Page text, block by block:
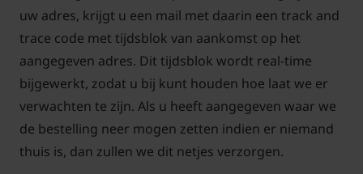
kwekerij. Dit houdt in dat de plant niet is
bespoten met insecticiden en dat er geen gebruik
wordt gemaakt van kunstmest. Bij de planten
treft u daarom soms wel eens een beestje (insect)
aan bij levering. Ook kan het blad her en der wat
vlekjes vertonen. Dit is niet erg en hoort bij de
natuur. De plant kan hiertegen en zal gewoon
uw adres, krijgt u een mail met daarin een track and
trace code met tijdsblok van aankomst op het
aangegeven adres. Dit tijdsblok wordt real-time
bijgewerkt, zodat u bij kunt houden hoe laat we er
verwachten te zijn. Als u heeft aangegeven waar we
de bestelling neer mogen zetten indien er niemand
thuis is, dan zullen we dit netjes verzorgen.